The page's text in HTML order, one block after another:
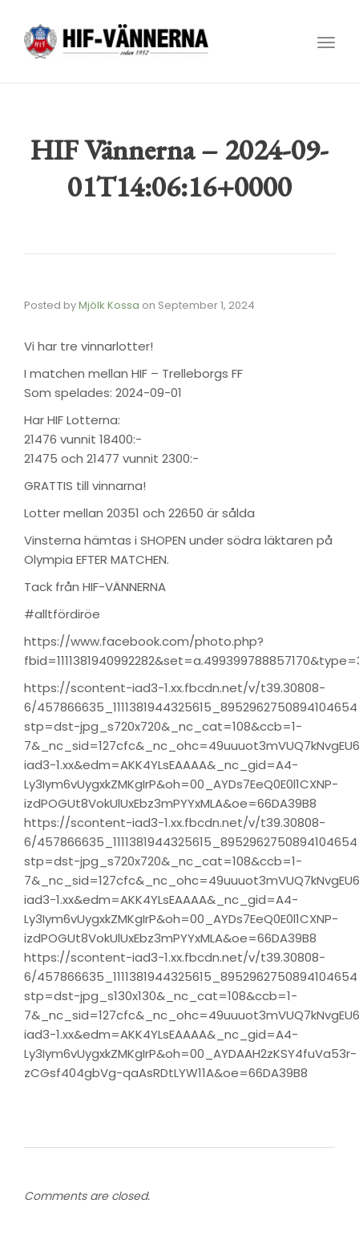
HIF Vännerna – 2024-09-
01T14:06:16+0000
Posted byMjölk Kossa on September 1, 2024
Vi har tre vinnarlotter!
I matchen mellan HIF – Trelleborgs FF
Som spelades: 2024-09-01
Har HIF Lotterna:
21476 vunnit 18400:-
21475 och 21477 vunnit 2300:-
GRATTIS till vinnarna!
Lotter mellan 20351 och 22650 är sålda
Vinsterna hämtas i SHOPEN under södra läktaren på
Olympia EFTER MATCHEN.
Tack från HIF-VÄNNERNA
#alltfördiröe
https://www.facebook.com/photo.php?
https://scontent-iad3-1.xx.fbcdn.net/v/t39.30808-
6/
stp=dst-jpg_s720x720&_nc_cat=108&ccb=1-
iad3-1.xx&edm=AKK4YLsEAAAA&_nc_gid=A4-
Ly3Iym6vUygxkZMKgIrP&oh=00_AYDs7EeQ0E0l1CXNP-
izdPOGUt8VokUlUxEbz3mPYYxMLA&oe=66DA39B8
https://scontent-iad3-1.xx.fbcdn.net/v/t39.30808-
6/
stp=dst-jpg_s720x720&_nc_cat=108&ccb=1-
iad3-1.xx&edm=AKK4YLsEAAAA&_nc_gid=A4-
Ly3Iym6vUygxkZMKgIrP&oh=00_AYDs7EeQ0E0l1CXNP-
izdPOGUt8VokUlUxEbz3mPYYxMLA&oe=66DA39B8
https://scontent-iad3-1.xx.fbcdn.net/v/t39.30808-
6/
stp=dst-jpg_s130x130&_nc_cat=108&ccb=1-
iad3-1.xx&edm=AKK4YLsEAAAA&_nc_gid=A4-
Ly3Iym6vUygxkZMKgIrP&oh=00_AYDAAH2zKSY4fuVa53r-
zCGsf404gbVg-qaAsRDtLYW11A&oe=66DA39B8
Comments are closed.